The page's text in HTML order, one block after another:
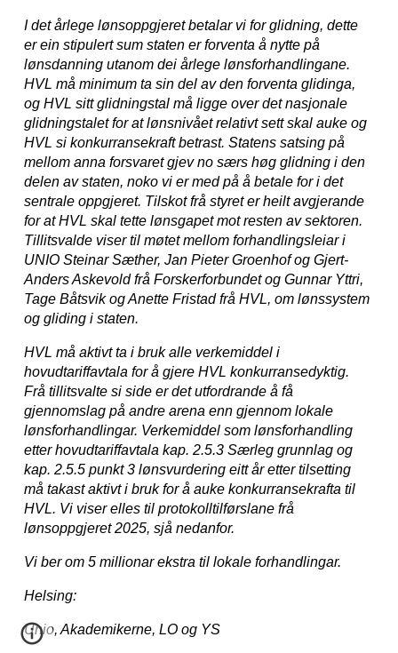
I det årlege lønsoppgjeret betalar vi for glidning, dette
er ein stipulert sum staten er forventa å nytte på
lønsdanning utanom dei årlege lønsforhandlingane.
HVL må minimum ta sin del av den forventa glidinga,
og HVL sitt glidningstal må ligge over det nasjonale
glidningstalet for at lønsnivået relativt sett skal auke og
HVL si konkurransekraft betrast. Statens satsing på
mellom anna forsvaret gjev no særs høg glidning i den
delen av staten, noko vi er med på å betale for i det
sentrale oppgjeret. Tilskot frå styret er heilt avgjerande
for at HVL skal tette lønsgapet mot resten av sektoren.
Tillitsvalde viser til møtet mellom forhandlingsleiar i
UNIO Steinar Sæther, Jan Pieter Groenhof og Gjert-
Anders Askevold frå Forskerforbundet og Gunnar Yttri,
Tage Båtsvik og Anette Fristad frå HVL, om lønssystem
og gliding i staten.
HVL må aktivt ta i bruk alle verkemiddel i
hovudtariffavtala for å gjere HVL konkurransedyktig.
Frå tillitsvalte si side er det utfordrande å få
gjennomslag på andre arena enn gjennom lokale
lønsforhandlingar. Verkemiddel som lønsforhandling
etter hovudtariffavtala kap. 2.5.3 Særleg grunnlag og
kap. 2.5.5 punkt 3 lønsvurdering eitt år etter tilsetting
må takast aktivt i bruk for å auke konkurransekrafta til
HVL. Vi viser elles til protokolltilførslane frå
lønsoppgjeret 2025, sjå nedanfor.
Vi ber om 5 millionar ekstra til lokale forhandlingar.
Helsing:
Unio, Akademikerne, LO og YS